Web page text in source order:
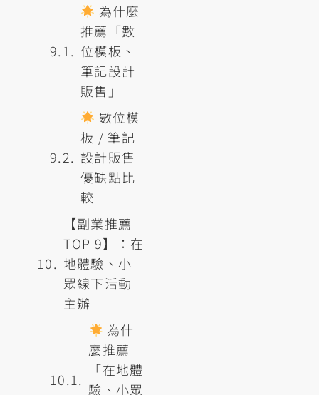
為什麼
推薦「數
位模板、
筆記設計
販售」
數位模
板 / 筆記
設計販售
優缺點比
較
【副業推薦
TOP 9】：在
地體驗、小
眾線下活動
主辦
為什
麼推薦
「在地體
驗、小眾